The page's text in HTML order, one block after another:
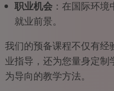
职业机会：在国际环境
就业前景。
我们的预备课程不仅有经
业指导，还为您量身定
为导向的教学方法。